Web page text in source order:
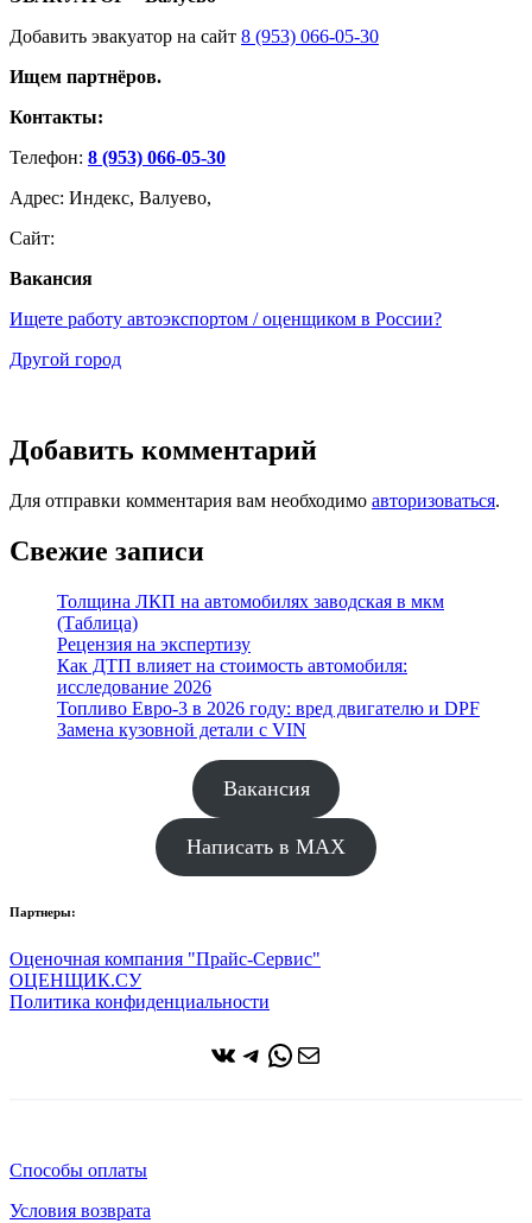
Добавить эвакуатор на сайт 8 (953) 066-05-30
Ищем партнёров.
Контакты:
Телефон: 8 (953) 066-05-30
Адрес: Индекс, Валуево,
Сайт:
Вакансия
Ищете работу автоэкспортом / оценщиком в России?
Другой город
Добавить комментарий
Для отправки комментария вам необходимо авторизоваться.
Свежие записи
Толщина ЛКП на автомобилях заводская в мкм
(Таблица)
Рецензия на экспертизу
Как ДТП влияет на стоимость автомобиля:
исследование 2026
Топливо Евро-3 в 2026 году: вред двигателю и DPF
Замена кузовной детали с VIN
Вакансия
Написать в MAX
Партнеры:
Оценочная компания "Прайс-Сервис"
ОЦЕНЩИК.СУ
Политика конфиденциальности
ВКонтакте
Telegram
WhatsApp
Почта
Способы оплаты
Условия возврата